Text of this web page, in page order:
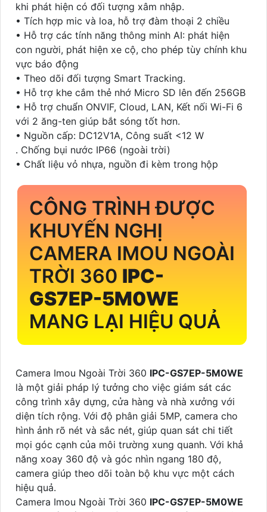
khi phát hiện có đối tượng xâm nhập.
• Tích hợp mic và loa, hỗ trợ đàm thoại 2 chiều
• Hỗ trợ các tính năng thông minh AI: phát hiện
con người, phát hiện xe cộ, cho phép tùy chính khu
vực báo động
• Theo dõi đối tượng Smart Tracking.
• Hỗ trợ khe cắm thẻ nhớ Micro SD lên đến 256GB
• Hỗ trợ chuẩn ONVIF, Cloud, LAN, Kết nối Wi-Fi 6
với 2 ăng-ten giúp bắt sóng tốt hơn.
• Nguồn cấp: DC12V1A, Công suất <12 W
. Chống bụi nước IP66 (ngoài trời)
• Chất liệu vỏ nhựa, nguồn đi kèm trong hộp
CÔNG TRÌNH ĐƯỢC
KHUYẾN NGHỊ
CAMERA IMOU NGOÀI
TRỜI 360 IPC-
GS7EP-5M0WE
MANG LẠI HIỆU QUẢ
Camera Imou Ngoài Trời 360 IPC-GS7EP-5M0WE
là một giải pháp lý tưởng cho việc giám sát các
công trình xây dựng, cửa hàng và nhà xưởng với
diện tích rộng. Với độ phân giải 5MP, camera cho
hình ảnh rõ nét và sắc nét, giúp quan sát chi tiết
mọi góc cạnh của môi trường xung quanh. Với khả
năng xoay 360 độ và góc nhìn ngang 180 độ,
camera giúp theo dõi toàn bộ khu vực một cách
hiệu quả.
Camera Imou Ngoài Trời 360 IPC-GS7EP-5M0WE